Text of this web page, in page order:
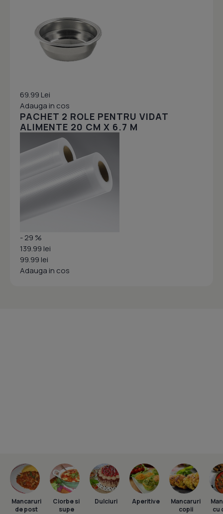
69.99 Lei
Adauga in cos
PACHET 2 ROLE PENTRU VIDAT
ALIMENTE 20 CM X 6.7 M
- 29 %
139.99 lei
99.99 lei
Adauga in cos
Mancaruri
de post
Ciorbe si
supe
Dulciuri Aperitive
Mancaruri
copii
cu